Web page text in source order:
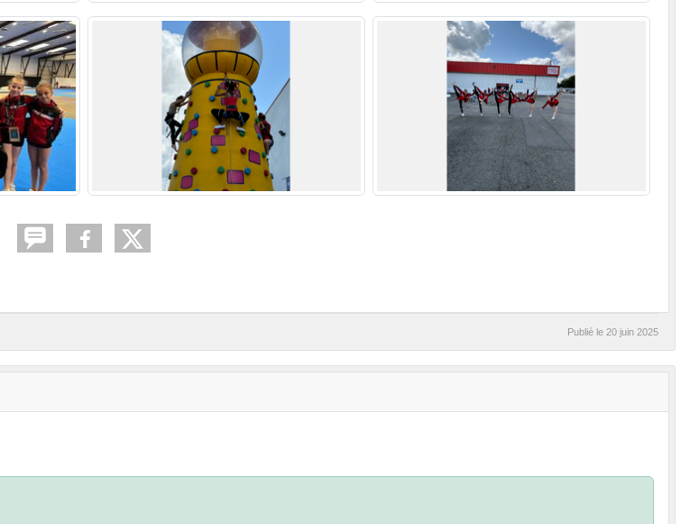
Publié le 20 juin 2025